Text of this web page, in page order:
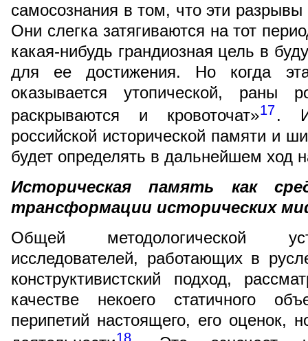
самосознания в том, что эти
Они слегка затягиваются на тот
какая-нибудь грандиозная цель в
для ее достижения. Но когда
оказывается утопической, раны
раскрываются и кровоточат»17.
российской исторической памяти и
будет определять в дальнейшем ход
Историческая память как
трансформации исторических
Общей методологической
исследователей, работающих в
конструктивистский подход,
качестве некоего статичного
перипетий настоящего, его оценок,
18